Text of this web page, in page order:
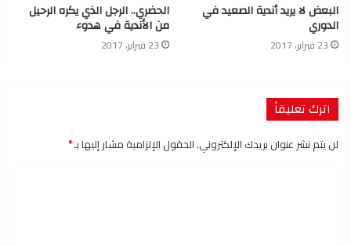
البعض لا يريد أندية الصعيد في
الدوري
23 فبراير، 2017
الحضري.. الرجل الذي يكره الرحيل
من الأندية في هدوء
23 فبراير، 2017
اترك تعليقاً
لن يتم نشر عنوان بريدك الإلكتروني.الحقول الإلزامية مشار إليها بـ*